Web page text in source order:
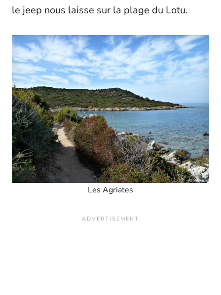
le jeep nous laisse sur la plage du Lotu.
Les Agriates